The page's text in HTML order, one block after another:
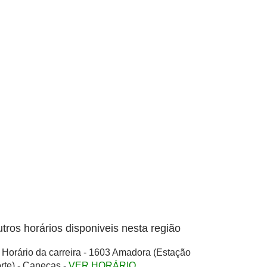
horários disponiveis nesta região
Horário da carreira - 1603 Amadora (Estação